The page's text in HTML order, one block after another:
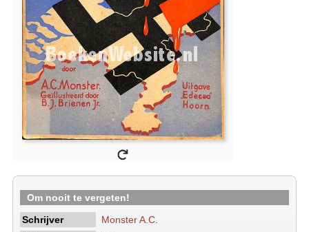
Om nooit te vergeten!
Schrijver
Monster A.C.